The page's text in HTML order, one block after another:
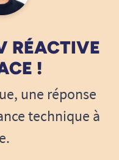
RÉACTIVE
!
une réponse
technique à